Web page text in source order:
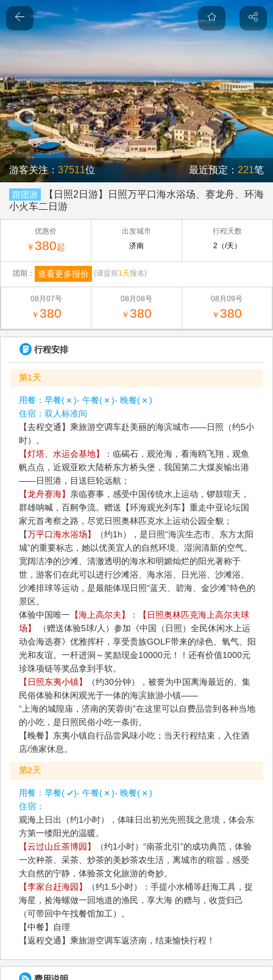
游客关注： 37511位 最近预定： 221笔
跟团游
【日照2日游】日照万平口海水浴场、赛龙舟、环海
小火车二日游
优惠价
￥380起
出发城市
济南
行程天数
2（/天）
团期： 查看更多报价 (请提前1天报名)
08月07号
￥380
08月08号
￥380
08月09号
￥380
行程安排
第1天
用餐： 早餐( )- 午餐( )- 晚餐(
)
住宿： 双人标准间
【去程交通】乘旅游空调车赴美丽的海滨城市——日照（约5小
时）。
【灯塔、水运会基地】
：临碣石，观沧海，看海鸥飞翔，观鱼
帆点点，近观亚欧大陆桥东方桥头堡，我国第二大煤炭输出港
——日照港，目送巨轮远航；
【龙舟赛海】 亲临赛事，感受中国传统水上运动，锣鼓喧天，
群雄呐喊，百舸争流。赠送【环海观光列车】重走中亚论坛国
家元首考察之路，尽览日照奥林匹克水上运动公园全貌；
【万平口海水浴场】
（约1h），是日照“海滨生态市、东方太阳
城”的重要标志，她以优美宜人的自然环境、湿润清新的空气、
宽阔洁净的沙滩、清澈透明的海水和明媚灿烂的阳光著称于
世，游客们在此可以进行沙滩浴、海水浴、日光浴、沙滩浴、
沙滩排球等运动，是最能体现日照“蓝天、碧海、金沙滩”特色的
景区。
体验中国唯一 【海上高尔夫】：【日照奥林匹克海上高尔夫球
场】
（赠送体验5球/人）参加《中国（日照）全民休闲水上运
动会海选赛》️优雅挥杆，享受贵族GOLF带来的绿色、氧气、阳
光和友谊。一杆进洞～奖励现金10000元！！还有价值1000元
珍珠项链等奖品拿到手软。
【日照东夷小镇】
（约30分钟），被誉为中国离海最近的、集
民俗体验和休闲观光于一体的海滨旅游小镇——
“上海的城隍庙，济南的芙蓉街”在这里可以自费品尝到各种当地
的小吃，是日照民俗小吃一条街。
【晚餐】东夷小镇自行品尝风味小吃；当天行程结束，入住酒
店/渔家休息。
第2天
用餐： 早餐( )- 午餐( )- 晚餐(
)
住宿：
观海上日出（约1小时），体味日出初光先照我之意境，体会东
方第一缕阳光的温暖。
【云过山丘茶博园】
（约1小时）“南茶北引”的成功典范，体验
一次种茶、采茶、炒茶的美妙茶农生活，离城市的暄嚣，感受
大自然的宁静，体验茶文化旅游的奇妙。
【李家台赶海园】
（约1.5小时）：手提小水桶等赶海工具，捉
海星，捡海螺做一回地道的渔民，享大海 的赠与，收货归己
（可带回中午找餐馆加工）。
【中餐】自理
【返程交通】乘旅游空调车返济南，结束愉快行程！